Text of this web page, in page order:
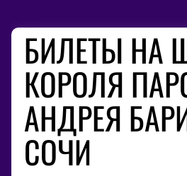
БИЛЕТЫ НА
КОРОЛЯ
АНДРЕЯ
СОЧИ